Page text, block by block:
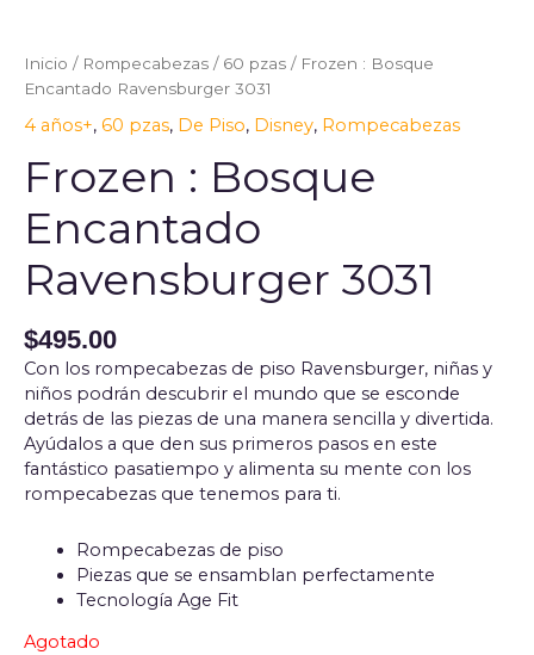
Inicio / Rompecabezas / 60 pzas / Frozen : Bosque
Encantado Ravensburger 3031
4 años+, 60 pzas, De Piso, Disney, Rompecabezas
Frozen : Bosque
Encantado
Ravensburger 3031
$495.00
Con los rompecabezas de piso Ravensburger, niñas y
niños podrán descubrir el mundo que se esconde
detrás de las piezas de una manera sencilla y divertida.
Ayúdalos a que den sus primeros pasos en este
fantástico pasatiempo y alimenta su mente con los
rompecabezas que tenemos para ti.
Rompecabezas de piso
Piezas que se ensamblan perfectamente
Tecnología Age Fit
Agotado